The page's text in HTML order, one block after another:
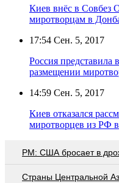
Киев внёс в Совбез
миротворцам в
17:54 Сен. 5, 2017
Россия
размещении
14:59 Сен. 5, 2017
Киев отказался
миротворцев из РФ
PM: США бросает в
Страны Центральной